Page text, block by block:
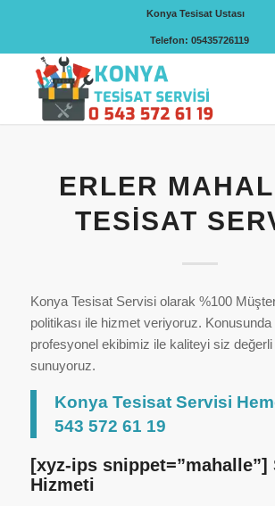
Konya Tesisat Ustası
Telefon: 05435726119
ERLER
TESISAT
Konya Tesisat Servisi olarak %100
politikası ile hizmet veriyoruz.
profesyonel ekibimiz ile kaliteyi siz
sunuyoruz.
Konya Tesisat Servisi
543 572 61 19
[xyz-ips snippet=”mahalle”]
Hizmeti